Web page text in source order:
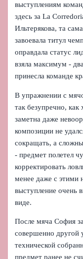
выступлениям
здесь за La
Ильтерякова, та
завоевала титул
оправдала статус
взяла максимум -
принесла команде
В упражнении с
так безупречно,
заметна даже
композиции не
сокращать, а
- предмет полетел
корректировать
менее даже с этими
выступление очень
виде.
После мяча София
совершенно другой
технической
предмет ранее не